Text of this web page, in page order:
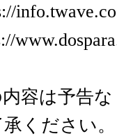
容は予告
ください。